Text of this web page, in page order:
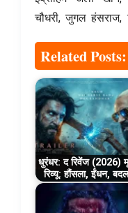
चौधरी, जुगल हंसराज,
Related Posts:
धुरंधर: द रिवेंज (2026)
रिव्यू: हौंसला, ईंधन,